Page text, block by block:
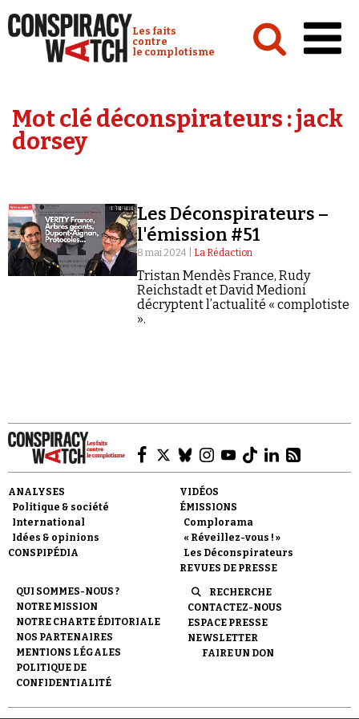
Conspiracy Watch :
Les faits
contre
le complotisme
Analyses
Émissions
Revues de presse
Faire un don
Demander à Vera
Mot clé déconspirateurs :jack
dorsey
Les Déconspirateurs –
l'émission #51
8 mai 2024 | La Rédaction
Tristan Mendès France, Rudy
Reichstadt et David Medioni
décryptent l’actualité « complotiste
».
ANALYSES
Politique & société
International
Idées & opinions
CONSPIPÉDIA
VIDÉOS
ÉMISSIONS
Complorama
« Réveillez-vous ! »
Les Déconspirateurs
REVUES DE PRESSE
QUI SOMMES-NOUS ?
NOTRE MISSION
NOTRE CHARTE ÉDITORIALE
NOS PARTENAIRES
MENTIONS LÉGALES
POLITIQUE DE
CONFIDENTIALITÉ
RECHERCHE
CONTACTEZ-NOUS
ESPACE PRESSE
NEWSLETTER
FAIRE UN DON